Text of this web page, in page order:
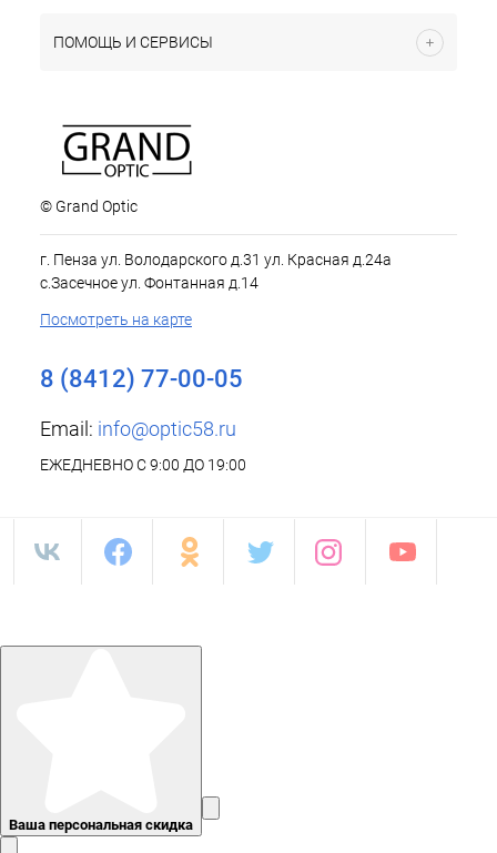
ПОМОЩЬ И СЕРВИСЫ
© Grand Optic
г. Пенза ул. Володарского д.31 ул. Красная д.24а
с.Засечное ул. Фонтанная д.14
Посмотреть на карте
8 (8412) 77-00-05
Email: info@optic58.ru
ЕЖЕДНЕВНО С 9:00 ДО 19:00
Ваша персональная скидка